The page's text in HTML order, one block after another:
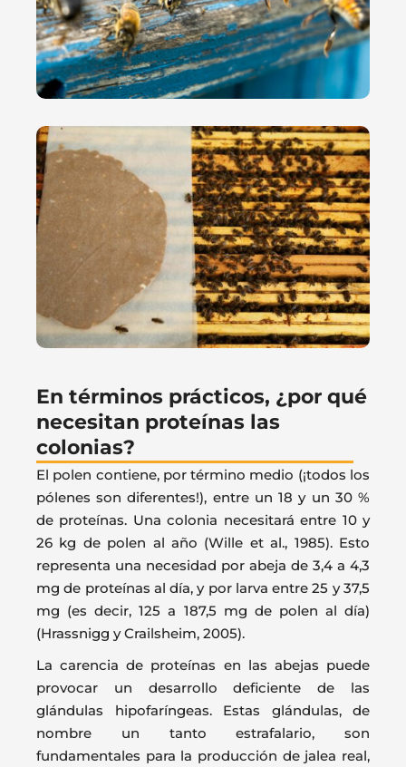
En términos prácticos, ¿por qué
necesitan proteínas las
colonias?
El polen contiene, por término medio (¡todos los
pólenes son diferentes!), entre un 18 y un 30 %
de proteínas. Una colonia necesitará entre 10 y
26 kg de polen al año (Wille et al., 1985). Esto
representa una necesidad por abeja de 3,4 a 4,3
mg de proteínas al día, y por larva entre 25 y 37,5
mg (es decir, 125 a 187,5 mg de polen al día)
(Hrassnigg y Crailsheim, 2005).
La carencia de proteínas en las abejas puede
provocar un desarrollo deficiente de las
glándulas hipofaríngeas. Estas glándulas, de
nombre un tanto estrafalario, son
fundamentales para la producción de jalea real,